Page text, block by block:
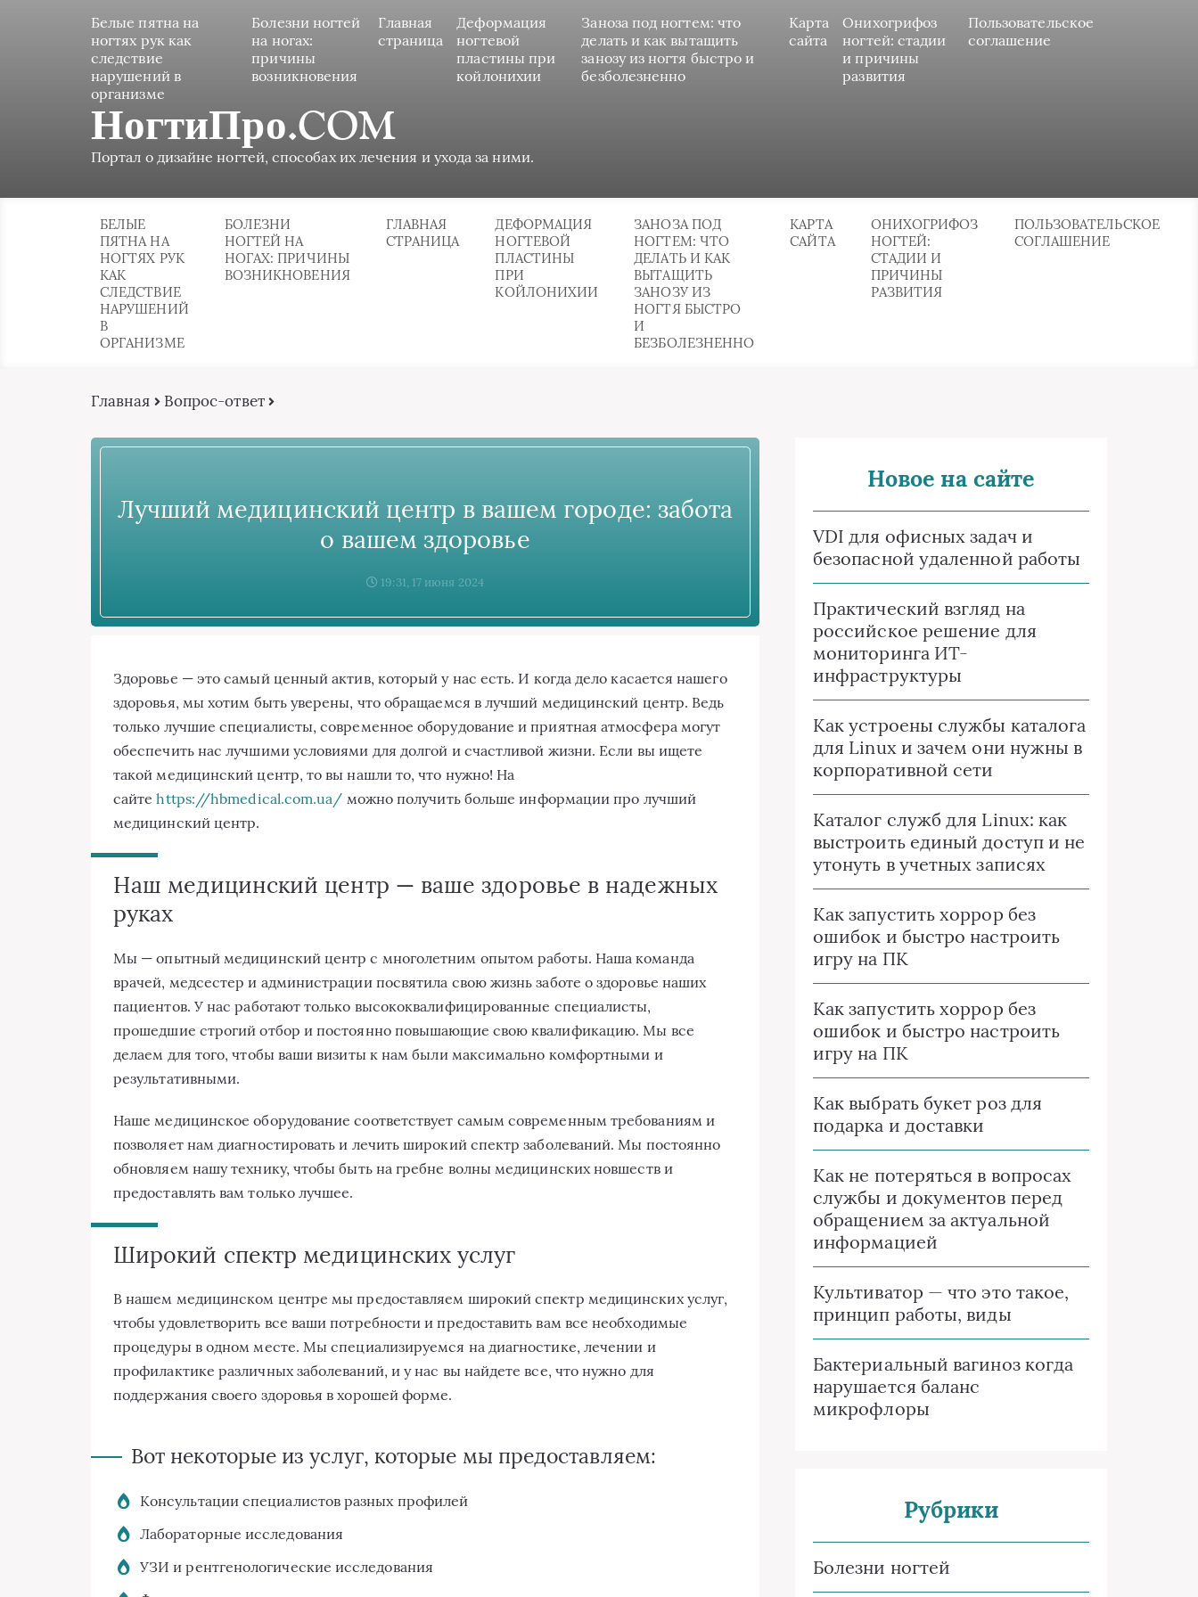
Белые пятна на
ногтях рук как
следствие
нарушений в
организме
Болезни ногтей
на ногах:
причины
возникновения
Главная
страница
Деформация
ногтевой
пластины при
койлонихии
Заноза под ногтем: что
делать и как вытащить
занозу из ногтя быстро и
безболезненно
Карта
сайта
Онихогрифоз
ногтей: стадии
и причины
развития
Пользовательское
соглашение
НогтиПро.COM
Портал о дизайне ногтей, способах их лечения и ухода за ними.
БЕЛЫЕ
ПЯТНА НА
НОГТЯХ РУК
КАК
СЛЕДСТВИЕ
НАРУШЕНИЙ
В
ОРГАНИЗМЕ
БОЛЕЗНИ
НОГТЕЙ НА
НОГАХ: ПРИЧИНЫ
ВОЗНИКНОВЕНИЯ
ГЛАВНАЯ
СТРАНИЦА
ДЕФОРМАЦИЯ
НОГТЕВОЙ
ПЛАСТИНЫ
ПРИ
КОЙЛОНИХИИ
ЗАНОЗА ПОД
НОГТЕМ: ЧТО
ДЕЛАТЬ И КАК
ВЫТАЩИТЬ
ЗАНОЗУ ИЗ
НОГТЯ БЫСТРО
И
БЕЗБОЛЕЗНЕННО
КАРТА
САЙТА
ОНИХОГРИФОЗ
НОГТЕЙ:
СТАДИИ И
ПРИЧИНЫ
РАЗВИТИЯ
ПОЛЬЗОВАТЕЛЬСКОЕ
СОГЛАШЕНИЕ
Главная Вопрос-ответ
Лучший медицинский центр в вашем городе: забота
о вашем здоровье
19:31, 17 июня 2024
Здоровье — это самый ценный актив, который у нас есть. И когда дело касается нашего
здоровья, мы хотим быть уверены, что обращаемся в лучший медицинский центр. Ведь
только лучшие специалисты, современное оборудование и приятная атмосфера могут
обеспечить нас лучшими условиями для долгой и счастливой жизни. Если вы ищете
такой медицинский центр, то вы нашли то, что нужно! На
сайтеhttps://hbmedical.com.ua/ можно получить больше информации про лучший
медицинский центр.
Наш медицинский центр — ваше здоровье в надежных
руках
Мы — опытный медицинский центр с многолетним опытом работы. Наша команда
врачей, медсестер и администрации посвятила свою жизнь заботе о здоровье наших
пациентов. У нас работают только высококвалифицированные специалисты,
прошедшие строгий отбор и постоянно повышающие свою квалификацию. Мы все
делаем для того, чтобы ваши визиты к нам были максимально комфортными и
результативными.
Наше медицинское оборудование соответствует самым современным требованиям и
позволяет нам диагностировать и лечить широкий спектр заболеваний. Мы постоянно
обновляем нашу технику, чтобы быть на гребне волны медицинских новшеств и
предоставлять вам только лучшее.
Широкий спектр медицинских услуг
В нашем медицинском центре мы предоставляем широкий спектр медицинских услуг,
чтобы удовлетворить все ваши потребности и предоставить вам все необходимые
процедуры в одном месте. Мы специализируемся на диагностике, лечении и
профилактике различных заболеваний, и у нас вы найдете все, что нужно для
поддержания своего здоровья в хорошей форме.
Вот некоторые из услуг, которые мы предоставляем:
Консультации специалистов разных профилей
Лабораторные исследования
УЗИ и рентгенологические исследования
Новое на сайте
VDI для офисных задач и
безопасной удаленной работы
Практический взгляд на
российское решение для
мониторинга ИТ-
инфраструктуры
Как устроены службы каталога
для Linux и зачем они нужны в
корпоративной сети
Каталог служб для Linux: как
выстроить единый доступ и не
утонуть в учетных записях
Как запустить хоррор без
ошибок и быстро настроить
игру на ПК
Как запустить хоррор без
ошибок и быстро настроить
игру на ПК
Как выбрать букет роз для
подарка и доставки
Как не потеряться в вопросах
службы и документов перед
обращением за актуальной
информацией
Культиватор — что это такое,
принцип работы, виды
Бактериальный вагиноз когда
нарушается баланс
микрофлоры
Рубрики
Болезни ногтей